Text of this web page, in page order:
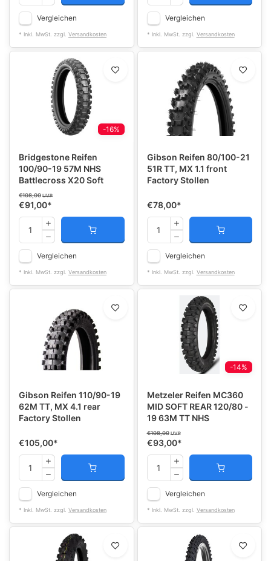
Vergleichen
* Inkl. MwSt. zzgl. Versandkosten
Vergleichen
* Inkl. MwSt. zzgl. Versandkosten
-16%
Bridgestone Reifen
100/90-19 57M NHS
Battlecross X20 Soft
€108,00 UVP
€91,00*
Vergleichen
* Inkl. MwSt. zzgl. Versandkosten
Gibson Reifen 80/100-21
51R TT, MX 1.1 front
Factory Stollen
€78,00*
Vergleichen
* Inkl. MwSt. zzgl. Versandkosten
Gibson Reifen 110/90-19
62M TT, MX 4.1 rear
Factory Stollen
€105,00*
Vergleichen
* Inkl. MwSt. zzgl. Versandkosten
-14%
Metzeler Reifen MC360
MID SOFT REAR 120/80 -
19 63M TT NHS
€108,00 UVP
€93,00*
Vergleichen
* Inkl. MwSt. zzgl. Versandkosten